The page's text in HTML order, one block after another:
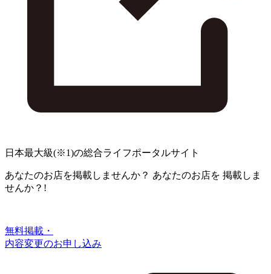
日本最大級(※1)の総合ライフポータルサイト
あなたのお店を掲載しませんか？ あなたのお店を 掲載しま
せんか？!
無料掲載・
内容変更のお申し込み